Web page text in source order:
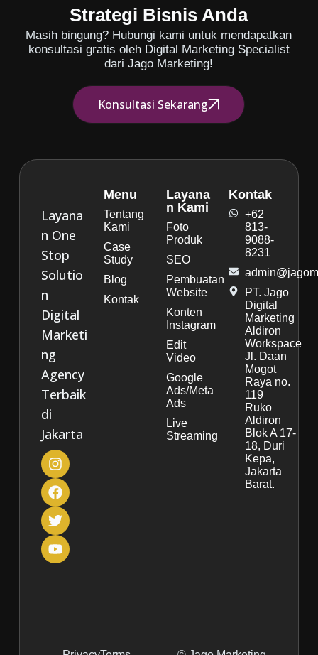
Strategi Bisnis Anda
Masih bingung? Hubungi kami untuk mendapatkan
konsultasi gratis oleh Digital Marketing Specialist
dari Jago Marketing!
Konsultasi Sekarang
Layana
n One
Stop
Solutio
n
Digital
Marketi
ng
Agency
Terbaik
di
Jakarta
Menu
Tentang
Kami
Case
Study
Blog
Kontak
Layana
n Kami
Foto
Produk
SEO
Pembuatan
Website
Konten
Instagram
Edit
Video
Google
Ads/Meta
Ads
Live
Streaming
Kontak
+62
813-
9088-
8231
PT. Jago
Digital
Marketing
Aldiron
Workspace
Jl. Daan
Mogot
Raya no.
119
Ruko
Aldiron
Blok A 17-
18, Duri
Kepa,
Jakarta
Barat.